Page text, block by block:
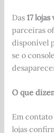
Das 17
parceiras
disponível
se o
O que
Em
lojas